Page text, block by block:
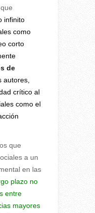
infinito
como
corto
de
autores,
crítico al
como el
que
a un
en las
plazo no
entre
mayores